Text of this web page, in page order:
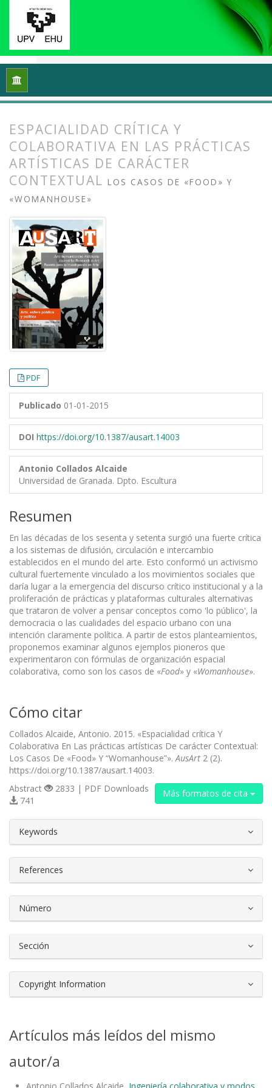
Inicio
ESPACIALIDAD CRÍTICA Y
COLABORATIVA EN LAS PRÁCTICAS
ARTÍSTICAS DE CARÁCTER
CONTEXTUAL LOS CASOS DE «FOOD» Y
«WOMANHOUSE»
PDF
Publicado 01-01-2015
DOI https://doi.org/10.1387/ausart.14003
Antonio Collados Alcaide
Universidad de Granada. Dpto. Escultura
Resumen
En las décadas de los sesenta y setenta surgió una fuerte crítica
a los sistemas de difu­sión, circulación e intercambio
establecidos en el mundo del arte. Esto conformó un activismo
cultural fuertemente vinculado a los movimientos sociales que
daría lugar a la emergencia del discurso crítico institucional y a la
proliferación de prácticas y plataformas culturales alternativas
que trataron de volver a pensar conceptos como 'lo público', la
democracia o las cualidades del espacio urbano con una
intención claramente política. A partir de estos planteamientos,
propo­nemos examinar algunos ejemplos pioneros que
experimentaron con fórmulas de organización espacial
colaborativa, como son los casos de «Food» y «Womanhouse».
Cómo citar
Collados Alcaide, Antonio. 2015. «Espacialidad crítica Y
Colaborativa En Las prácticas artísticas De carácter Contextual:
Los Casos De «Food» Y “Womanhouse”». AusArt 2 (2).
https://doi.org/10.1387/ausart.14003.
Más formatos de cita
Abstract
2833 | PDF Downloads
741
Keywords
References
Número
Sección
Copyright Information
Artículos más leídos del mismo
autor/a